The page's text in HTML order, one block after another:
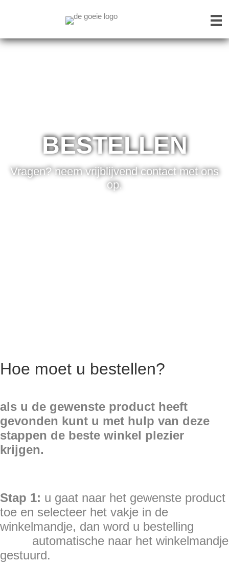
BESTELLEN
Vragen? neem vrijblijvend contact met ons
op.
Hoe moet u bestellen?
als u de gewenste product heeft
gevonden kunt u met hulp van deze
stappen de beste winkel plezier
krijgen.
Stap 1: u gaat naar het gewenste product
toe en selecteer het vakje in de
winkelmandje, dan word u bestelling
automatische naar het winkelmandje
gestuurd.